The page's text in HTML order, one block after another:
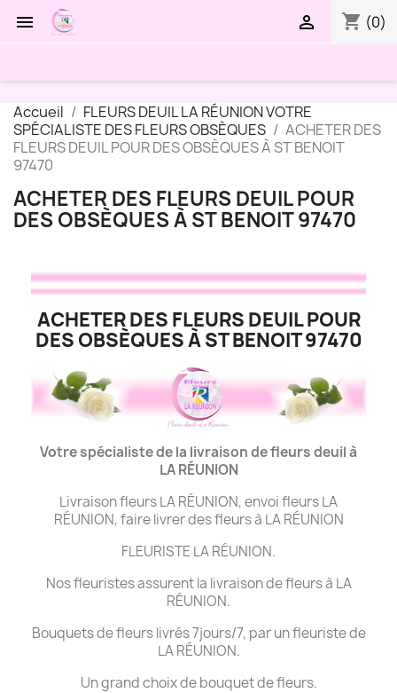
 shopping_cart (0)

Accueil
FLEURS DEUIL LA RÉUNION VOTRE
SPÉCIALISTE DES FLEURS OBSÈQUES
ACHETER DES
FLEURS DEUIL POUR DES OBSÈQUES À ST BENOIT
97470
ACHETER DES FLEURS DEUIL POUR
DES OBSÈQUES À ST BENOIT 97470
ACHETER DES FLEURS DEUIL POUR
DES OBSÈQUES À ST BENOIT 97470
Votre spécialiste de la livraison de fleurs deuil à
LARÉUNION
Livraison fleurs LA RÉUNION, envoi fleurs LA
RÉUNION, faire livrer des fleurs à LA RÉUNION
FLEURISTE LA RÉUNION.
Nos fleuristes assurent la livraison de fleurs à LA
RÉUNION.
Bouquets de fleurs livrés 7jours/7, par un fleuriste de
LA RÉUNION.
Un grand choix de bouquet de fleurs.